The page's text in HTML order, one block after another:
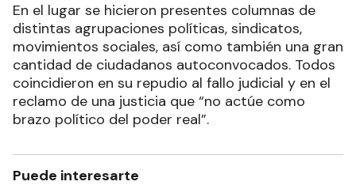
En el lugar se hicieron presentes columnas de
distintas agrupaciones políticas, sindicatos,
movimientos sociales, así como también una gran
cantidad de ciudadanos autoconvocados. Todos
coincidieron en su repudio al fallo judicial y en el
reclamo de una justicia que “no actúe como
brazo político del poder real”.
Puede interesarte